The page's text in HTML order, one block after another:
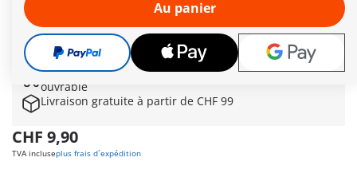
d'avant en arrière, tout en entraînant de manière ludique sa
motricité fine.
Autres informations
Le délai de livraison est actuellement de 3 à 6 jours
ouvrable
Livraison gratuite à partir de CHF 99
CHF 9,90
TVA incluseplus frais d´expédition
Au panier